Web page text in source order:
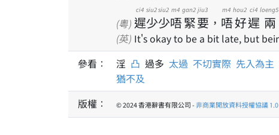
(粵) 遲
ci4
少
siu2
少
siu2
唔
m4
緊
gan2
要
jiu3
， 唔
m4
好
hou2
遲
ci4
兩
loeng5
(英) It's okay to be a bit late, but
參看：
淫 凸 過多 太過 不切實際 先入為主
猶不及
版權： © 2024 香港辭書有限公司 -非商業開放資料授權協議 1.0